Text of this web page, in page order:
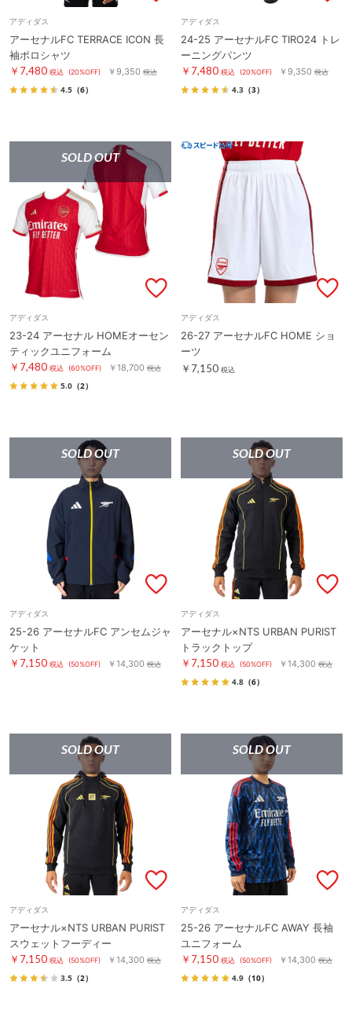
アディダス
アーセナルFC TERRACE ICON 長
袖ポロシャツ
￥7,480 税込 (20%OFF) ￥9,350 税込
4.5 （6）
アディダス
24-25 アーセナルFC TIRO24 トレ
ーニングパンツ
￥7,480 税込 (20%OFF) ￥9,350 税込
4.3 （3）
SOLD OUT
アディダス
23-24 アーセナル HOMEオーセン
ティックユニフォーム
￥7,480 税込 (60%OFF) ￥18,700 税込
5.0 （2）
アディダス
26-27 アーセナルFC HOME ショ
ーツ
￥7,150 税込
SOLD OUT
アディダス
25-26 アーセナルFC アンセムジャ
ケット
￥7,150 税込 (50%OFF) ￥14,300 税込
SOLD OUT
アディダス
アーセナル×NTS URBAN PURIST
トラックトップ
￥7,150 税込 (50%OFF) ￥14,300 税込
4.8 （6）
SOLD OUT
アディダス
アーセナル×NTS URBAN PURIST
スウェットフーディー
￥7,150 税込 (50%OFF) ￥14,300 税込
3.5 （2）
SOLD OUT
アディダス
25-26 アーセナルFC AWAY 長袖
ユニフォーム
￥7,150 税込 (50%OFF) ￥14,300 税込
4.9 （10）